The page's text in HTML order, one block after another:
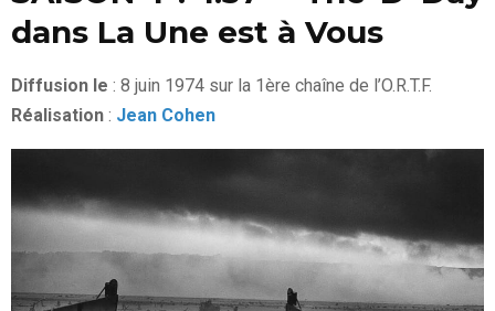
dans La Une est à Vous
Diffusion le : 8 juin 1974 sur la 1ère chaîne de l’O.R.T.F.
Réalisation : Jean Cohen